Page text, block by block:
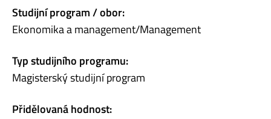
Studijní program / obor:
Ekonomika a management/Management
Typ studijního programu:
Magisterský studijní program
Přidělovaná hodnost: